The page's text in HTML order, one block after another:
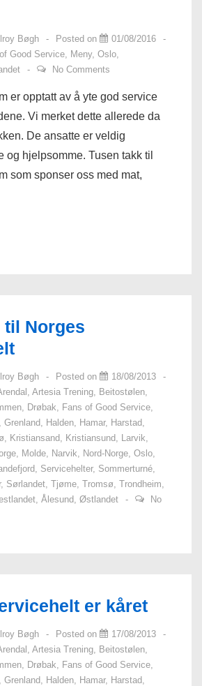
Bøgh Posted on
01/08/2016
Good Service, Meny, Oslo,
No Comments
er opptatt av å yte god service
Vi merket dette allerede da
De ansatte er veldig
og hjelpsomme. Tusen takk til
som sponser oss med mat,
til Norges
Bøgh Posted on
18/08/2013
, Artesia Trening, Beitostølen,
, Drøbak, Fans of Good Service,
, Grenland, Halden, Hamar, Harstad,
, Kristiansand, Kristiansund, Larvik,
, Molde, Narvik, Nord-Norge, Oslo,
, Servicehelter, Sommerturné,
, Sørlandet, Tjøme, Tromsø, Trondheim,
, Ålesund, Østlandet
No
er kåret
Bøgh Posted on
17/08/2013
, Artesia Trening, Beitostølen,
, Drøbak, Fans of Good Service,
, Grenland, Halden, Hamar, Harstad,